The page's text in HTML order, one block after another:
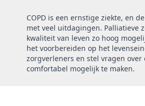
COPD is een ernstige ziekte, en
met veel uitdagingen. Palliatieve
kwaliteit van leven zo hoog
het voorbereiden op het
zorgverleners en stel vragen
comfortabel mogelijk te maken.